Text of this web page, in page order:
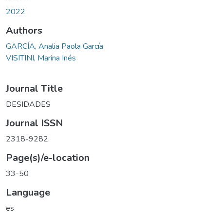
2022
Authors
GARCÍA, Analia Paola García
VISITINI, Marina Inés
Journal Title
DESIDADES
Journal ISSN
2318-9282
Page(s)/e-location
33-50
Language
es